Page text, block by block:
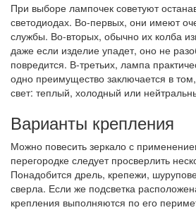
При выборе лампочек советуют
светодиодах. Во-первых, они имеют
службы. Во-вторых, обычно их колба
даже если изделие упадет, оно не
повредится. В-третьих, лампа
одно преимущество заключается в
свет: теплый, холодный или
Варианты крепления
Можно повесить зеркало с
перегородке следует просверлить
Понадобится дрель, крепежи,
сверла. Если же подсветка
крепления выполняются по его